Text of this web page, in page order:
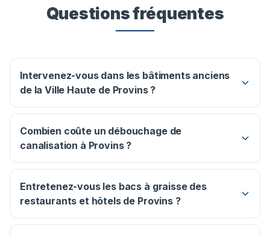
Questions fréquentes
Intervenez-vous dans les bâtiments anciens
de la Ville Haute de Provins ?
Combien coûte un débouchage de
canalisation à Provins ?
Entretenez-vous les bacs à graisse des
restaurants et hôtels de Provins ?